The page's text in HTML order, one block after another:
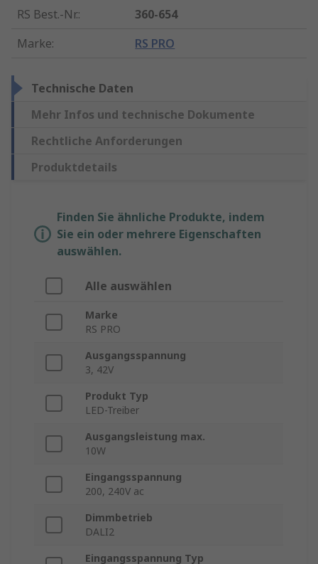
RS Best.-Nr.:
360-654
Marke: RS PRO
Technische Daten
Mehr Infos und technische Dokumente
Rechtliche Anforderungen
Produktdetails
Finden Sie ähnliche Produkte, indem
Sie ein oder mehrere Eigenschaften
auswählen.
Alle auswählen
Marke
RS PRO
Ausgangsspannung
3, 42V
Produkt Typ
LED-Treiber
Ausgangsleistung max.
10W
Eingangsspannung
200, 240V ac
Dimmbetrieb
DALI2
Eingangsspannung Typ